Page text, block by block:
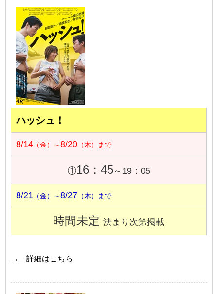
ハッシュ！
8/14 （金）～8/20 （木）まで
①16：45～19：05
8/21 （金）～8/27 （木）まで
時間未定決まり次第掲載
→ 詳細はこちら